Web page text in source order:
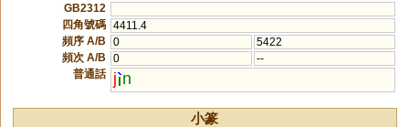
GB2312
四角號碼 4411.4
頻序 A/B
0
5422
頻次 A/B
0
--
普通話
j n
小篆